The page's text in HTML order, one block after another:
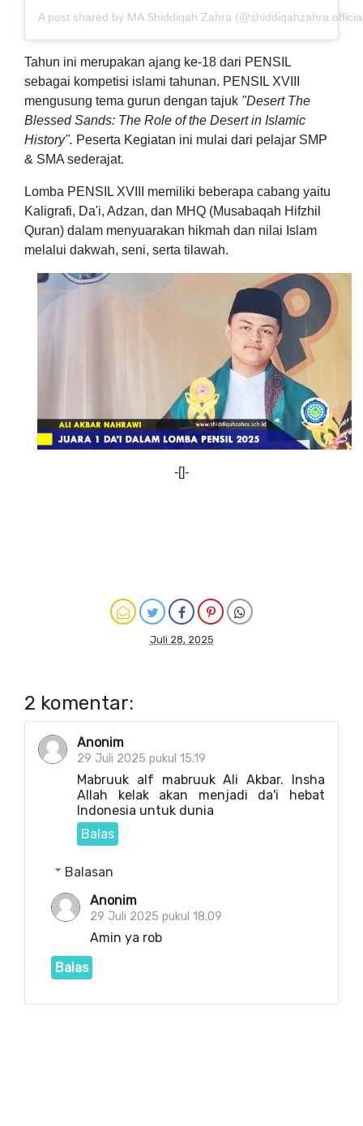
A post shared by MA Shiddiqah Zahra
Tahun ini merupakan ajang ke-18 dari PENSIL
sebagai kompetisi islami tahunan. PENSIL XVIII
mengusung tema gurun dengan tajuk "Desert The
Blessed Sands: The Role of the Desert in Islamic
History". Peserta Kegiatan ini mulai dari pelajar SMP
& SMA sederajat.
Lomba PENSIL XVIII memiliki beberapa cabang yaitu
Kaligrafi, Da'i, Adzan, dan MHQ (Musabaqah Hifzhil
Quran) dalam menyuarakan hikmah dan nilai Islam
melalui dakwah, seni, serta tilawah.
-[]-
Juli 28, 2025
2 komentar:
Anonim
29 Juli 2025 pukul 15.19
Mabruuk alf mabruuk Ali Akbar. Insha
Allah kelak akan menjadi da'i hebat
Indonesia untuk dunia
Balas
Balasan
Anonim
29 Juli 2025 pukul 18.09
Amin ya rob
Balas